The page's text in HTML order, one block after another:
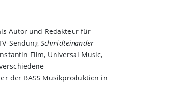
Autor und Redakteur für
Sendung Schmidteinander
Film, Universal Music,
der BASS Musikproduktion in